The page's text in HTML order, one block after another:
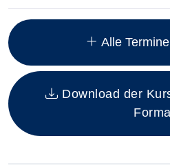
Insgesamt gibt es 10
Alle
Download der